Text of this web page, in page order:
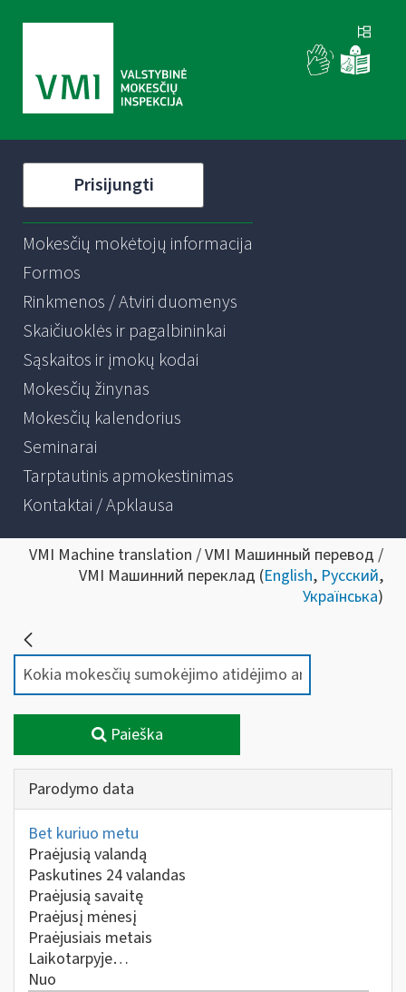
Prisijungti
Mokesčių mokėtojų informacija
Formos
Rinkmenos / Atviri duomenys
Skaičiuoklės ir pagalbininkai
Sąskaitos ir įmokų kodai
Mokesčių žinynas
Mokesčių kalendorius
Seminarai
Tarptautinis apmokestinimas
Kontaktai / Apklausa
VMI Machine translation / VMI Машинный перевод /
VMI Машинний переклад (English, Русский,
Українська)
Paieška
Parodymo data
Bet kuriuo metu
Praėjusią valandą
Paskutines 24 valandas
Praėjusią savaitę
Praėjusį mėnesį
Praėjusiais metais
Laikotarpyje…
Nuo